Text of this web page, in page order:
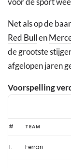
Net als op de
Red Bullen
de grootste
afgelopen jaren
Voorspelling
Ferrari
krijgt
in
2019
# TEAM
1. Ferrari